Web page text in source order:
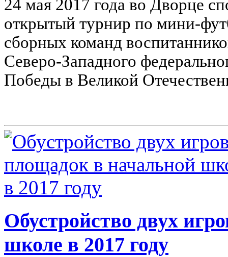
24 мая 2017 года во Дворце
открытый турнир по мини-
сборных команд
Северо-Западного
Победы в Великой
Обустройство двух
школе в 2017 году